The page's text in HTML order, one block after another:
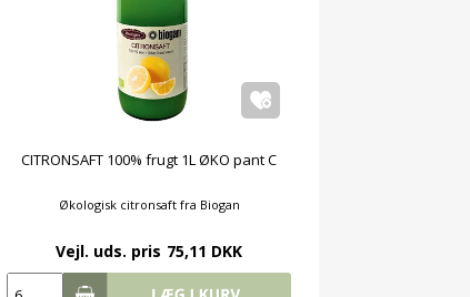
CITRONSAFT 100% frugt 1L ØKO pant C
Økologisk citronsaft fra Biogan
Vejl. uds. pris 75,11 DKK